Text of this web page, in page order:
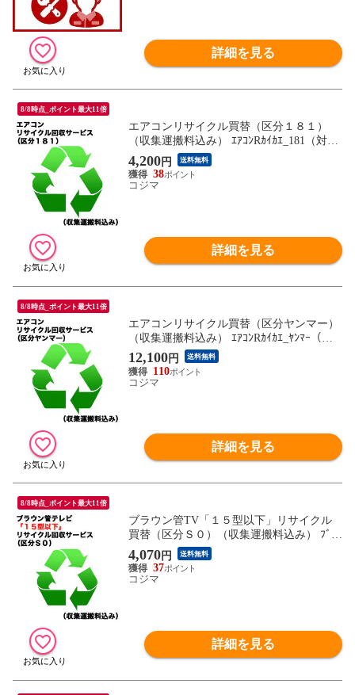
詳細を見る
8/8時点_ポイント最大11倍
エアコンリサイクル買替（区分１８１）
（収集運搬料込み） ｴｱｺﾝRｶｲｶｴ_181（対象
商品との同時注文時のみ承ります。）
4,200円 送料無料
38
コジマ
詳細を見る
8/8時点_ポイント最大11倍
エアコンリサイクル買替（区分ヤンマー）
（収集運搬料込み） ｴｱｺﾝRｶｲｶｴ_ﾔﾝﾏｰ（対
象商品との同時注文時のみ承ります。）
12,100円 送料無料
110
コジマ
詳細を見る
8/8時点_ポイント最大11倍
ブラウン管TV「１５型以下」リサイクル
買替（区分Ｓ０）（収集運搬料込み） ﾌﾞﾗｳ
ﾝｶﾝRｶｲｶｴ_S0（対象商品との同時注文時の
み承ります。）
4,070円 送料無料
37
コジマ
詳細を見る